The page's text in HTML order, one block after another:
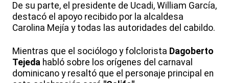
De su parte, el presidente de Ucadi, William García,
destacó el apoyo recibido por la alcaldesa
Carolina Mejía y todas las autoridades del cabildo.
Mientras que el sociólogo y folclorista Dagoberto
Tejeda habló sobre los orígenes del carnaval
dominicano y resaltó que el personaje principal en